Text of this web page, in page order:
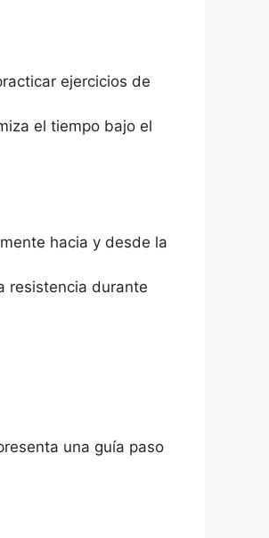
ejercicios de
el tiempo bajo el
hacia y desde la
resistencia durante
una guía paso